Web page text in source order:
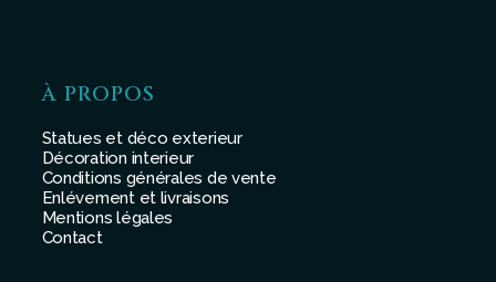
À PROPOS
Statues et déco exterieur
Décoration interieur
Conditions générales de vente
Enlévement et livraisons
Mentions légales
Contact